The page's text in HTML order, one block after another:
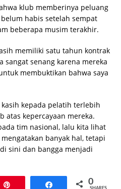
klub memberinya peluang
habis setelah sempat
beberapa musim terakhir.
memiliki satu tahun kontrak
sangat senang karena mereka
membuktikan bahwa saya
kepada pelatih terlebih
atas kepercayaan mereka.
tim nasional, lalu kita lihat
banyak hal, tetapi
sini dan bangga menjadi
Share 0
SHARES